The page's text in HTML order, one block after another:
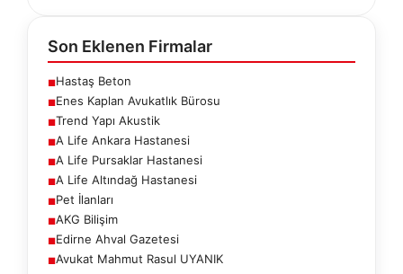
Son Eklenen Firmalar
■Hastaş Beton
■Enes Kaplan Avukatlık Bürosu
■Trend Yapı Akustik
■A Life Ankara Hastanesi
■A Life Pursaklar Hastanesi
■A Life Altındağ Hastanesi
■Pet İlanları
■AKG Bilişim
■Edirne Ahval Gazetesi
■Avukat Mahmut Rasul UYANIK